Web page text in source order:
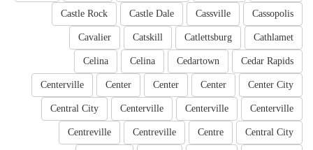
Cassopolis
Cassville
Castle Dale
Castle Rock
Cathlamet
Catlettsburg
Catskill
Cavalier
Cedar Rapids
Cedartown
Celina
Celina
Center City
Center
Center
Center
Centerville
Centerville
Centerville
Centerville
Central City
Central City
Centre
Centreville
Centreville